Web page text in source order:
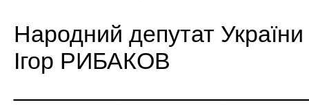
Народний депутат України
Ігор РИБАКОВ